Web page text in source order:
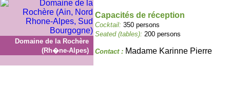
Domaine de la Rochère
(Rh�ne-Alpes)
Capacités de réception
Cocktail: 350 persons
Seated (tables): 200 persons
Contact : Madame Karinne Pierre